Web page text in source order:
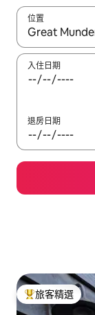
位置
如有搜尋結果
入住日期
退房日期
旅客精選榜首
旅客精選